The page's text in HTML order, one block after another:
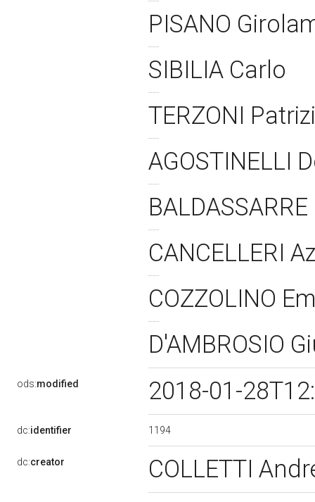
PISANO
SIBILIA Carlo
TERZONI
AGOSTINELLI
CANCELLERI
COZZOLINO
D'AMBROSIO
ods:modified 2018-01-
dc:identifier 1194
dc:creator COLLETTI